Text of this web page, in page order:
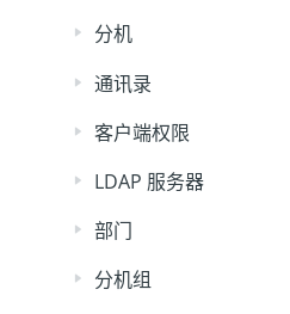
分机
通讯录
客户端权限
LDAP 服务器
部门
分机组